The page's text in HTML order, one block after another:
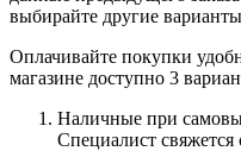
выбирайте другие
Оплачивайте покупки
магазине доступно 3
Наличные при
Специалист